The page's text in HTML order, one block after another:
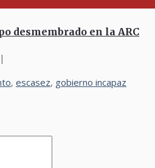
desmembrado en la ARC
|
, escasez, gobierno incapaz